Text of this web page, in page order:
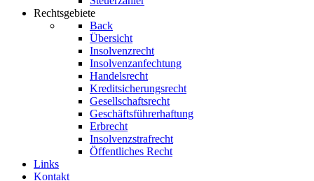
Rechtsgebiete
Back
Übersicht
Insolvenzrecht
Insolvenzanfechtung
Handelsrecht
Kreditsicherungsrecht
Gesellschaftsrecht
Geschäftsführerhaftung
Erbrecht
Insolvenzstrafrecht
Öffentliches Recht
Links
Kontakt